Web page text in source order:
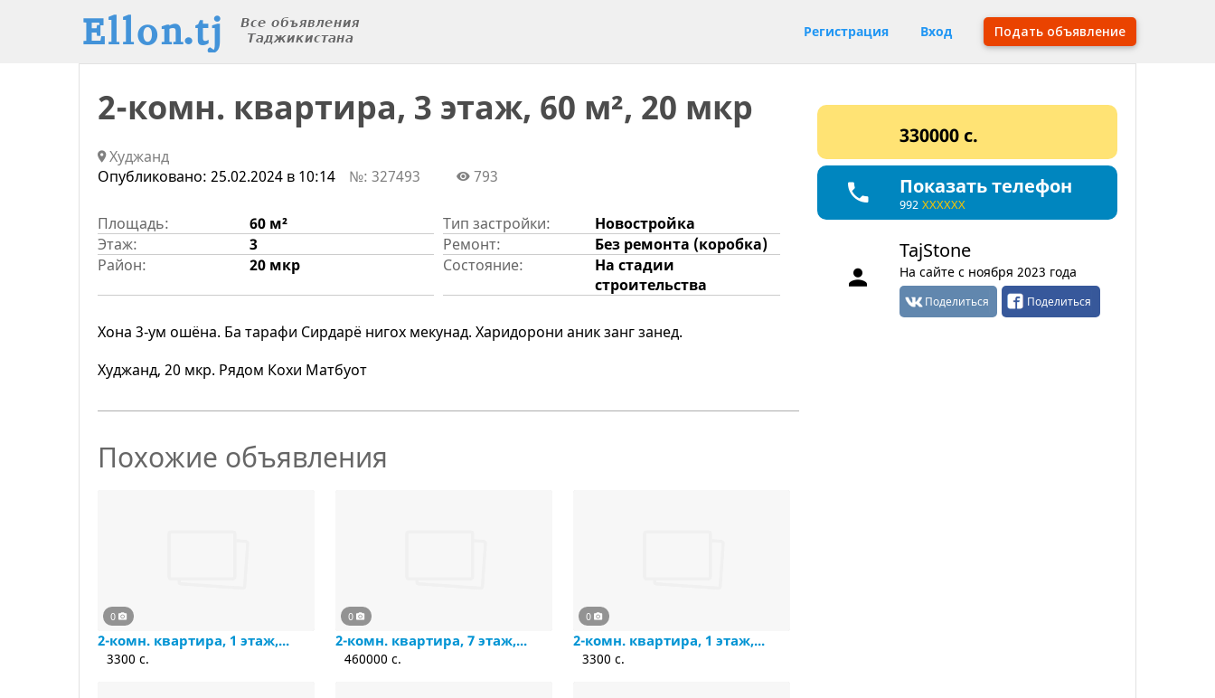
Регистрация Вход Подать объявление
2-комн. квартира, 3 этаж, 60 м², 20 мкр
Худжанд
Опубликовано: 25.02.2024 в 10:14 №: 327493 793
Площадь: 60 м² Тип застройки:
Новостройка
Этаж:
3 Ремонт:
Без ремонта (коробка)
Район:
20 мкр Состояние:
На стадии
строительства
Хона 3-ум ошёна. Ба тарафи Сирдарё нигох мекунад. Харидорони аник занг занед.
Худжанд, 20 мкр. Рядом Кохи Матбуот
330000 c.
Показать телефон
992 XXXXXX
TajStone
На сайте с ноября 2023 года
Поделиться Поделиться
Похожие объявления
0
2-комн. квартира, 1 этаж,...
3300 c.
0
2-комн. квартира, 7 этаж,...
460000 c.
0
2-комн. квартира, 1 этаж,...
3300 c.